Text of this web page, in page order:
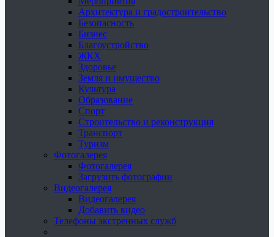
Архитектура и градостроительство
Безопасность
Бизнес
Благоустройство
ЖКХ
Здоровье
Земля и имущество
Культура
Образование
Спорт
Строительство и реконструкция
Транспорт
Туризм
Фотогалерея
Фотогалерея
Загрузить фотографии
Видеогалерея
Видеогалерея
Добавить видео
Телефоны экстренных служб